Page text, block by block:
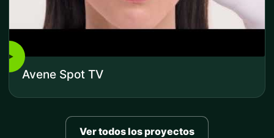
▶
Avene Spot TV
Ver todos los proyectos